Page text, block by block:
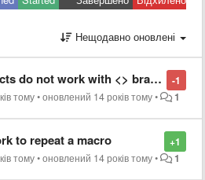
Нещодавно оновлені
-1
do not work with <> brackets
тому•оновлений 14 років тому• 1
+1
to repeat a macro
тому•оновлений 14 років тому• 1